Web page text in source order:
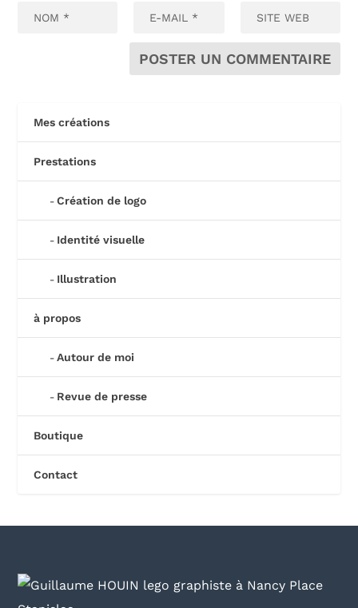
Mes créations
Prestations
Création de logo
Identité visuelle
Illustration
à propos
Autour de moi
Revue de presse
Boutique
Contact